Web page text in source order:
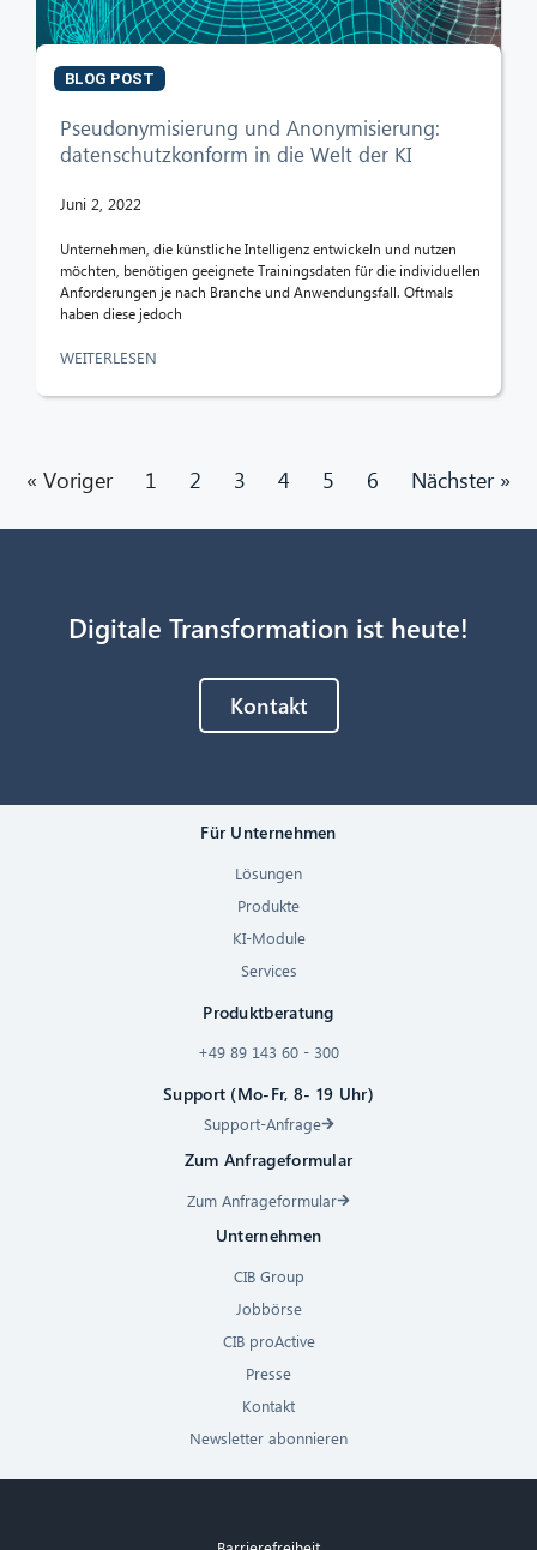
BLOG POST
Pseudonymisierung und Anonymisierung:
datenschutzkonform in die Welt der KI
Juni 2, 2022
Unternehmen, die künstliche Intelligenz entwickeln und nutzen
möchten, benötigen geeignete Trainingsdaten für die individuellen
Anforderungen je nach Branche und Anwendungsfall. Oftmals
haben diese jedoch
WEITERLESEN
« Voriger 1 2 3 4 5 6 Nächster »
Digitale Transformation ist heute!
Kontakt
Für Unternehmen
Lösungen
Produkte
KI-Module
Services
Produktberatung
+49 89 143 60 - 300
Support (Mo-Fr, 8- 19 Uhr)
Support-Anfrage
Zum Anfrageformular
Zum Anfrageformular
Unternehmen
CIB Group
Jobbörse
CIB proActive
Presse
Kontakt
Newsletter abonnieren